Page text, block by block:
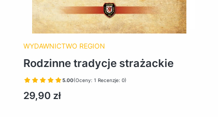
WYDAWNICTWO REGION
Rodzinne tradycje strażackie
5.00(Oceny: 1 Recenzje: 0)
Cena
29,90 zł